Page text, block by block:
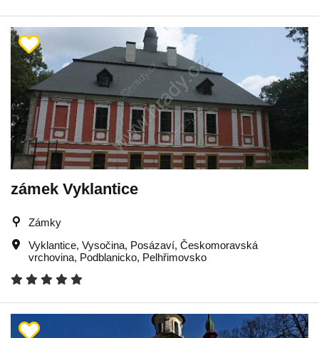
zámek Vyklantice
Zámky
Vyklantice, Vysočina, Posázaví, Českomoravská
vrchovina, Podblanicko, Pelhřimovsko